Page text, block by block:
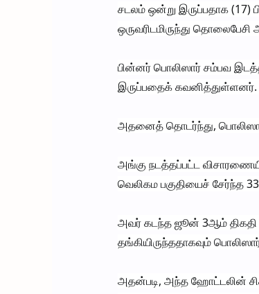
சடலம் ஒன்று இருப்பதாக (17)
ஒருவரிடமிருந்து
பின்னர் பொலிஸார் சம்பவ
இருப்பதைக் கவனித்துள்ளனர்.
அதனைத் தொடர்ந்து,
அங்கு நடத்தப்பட்ட
வெலிகம பகுதியைச் சேர்ந்த
அவர் கடந்த ஜூன் 3ஆம் திகதி
தங்கியிருந்ததாகவும்
அதன்படி, அந்த ஹோட்டலின்